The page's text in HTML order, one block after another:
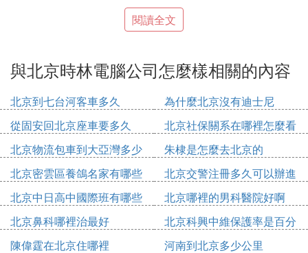
場三層 62073685
昆泰科技商廈互聯港數碼電子市場 朝陽區八里庄東
里5號 65567883
賽博數碼生活廣場 朝陽區亞運村惠新東街4號 84637
054
藍島商場電腦總匯 朝外大街8號 65995066
百腦匯資訊廣場 朝陽區朝外大街10號 65995982
西城
西單商城電腦總匯 西單北大街131號 66519639
得利電子電器配套市場 西城區西四北大街51－53號
66161467
閱讀全文
與北京時林電腦公司怎麼樣相關的內容
北京到七台河客車多久
為什麼北京沒有迪士尼
從固安回北京座車要多久
北京社保關系在哪裡怎麼看
北京物流包車到大亞灣多少
錢
朱棣是怎麼去北京的
北京密雲區養鴿名家有哪些
人
北京交警注冊多久可以辦進
京證
北京中日高中國際班有哪些
北京哪裡的男科醫院好啊
北京鼻科哪裡治最好
北京科興中維保護率是百分
之多少
陳偉霆在北京住哪裡 河南到北京多少公里